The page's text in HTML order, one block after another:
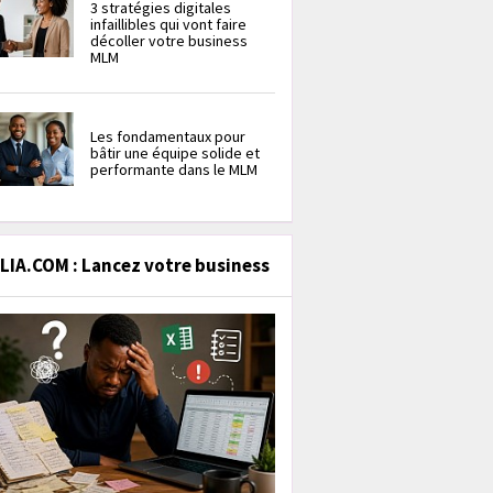
3 stratégies digitales
infaillibles qui vont faire
décoller votre business
MLM
Les fondamentaux pour
bâtir une équipe solide et
performante dans le MLM
: Lancez votre business